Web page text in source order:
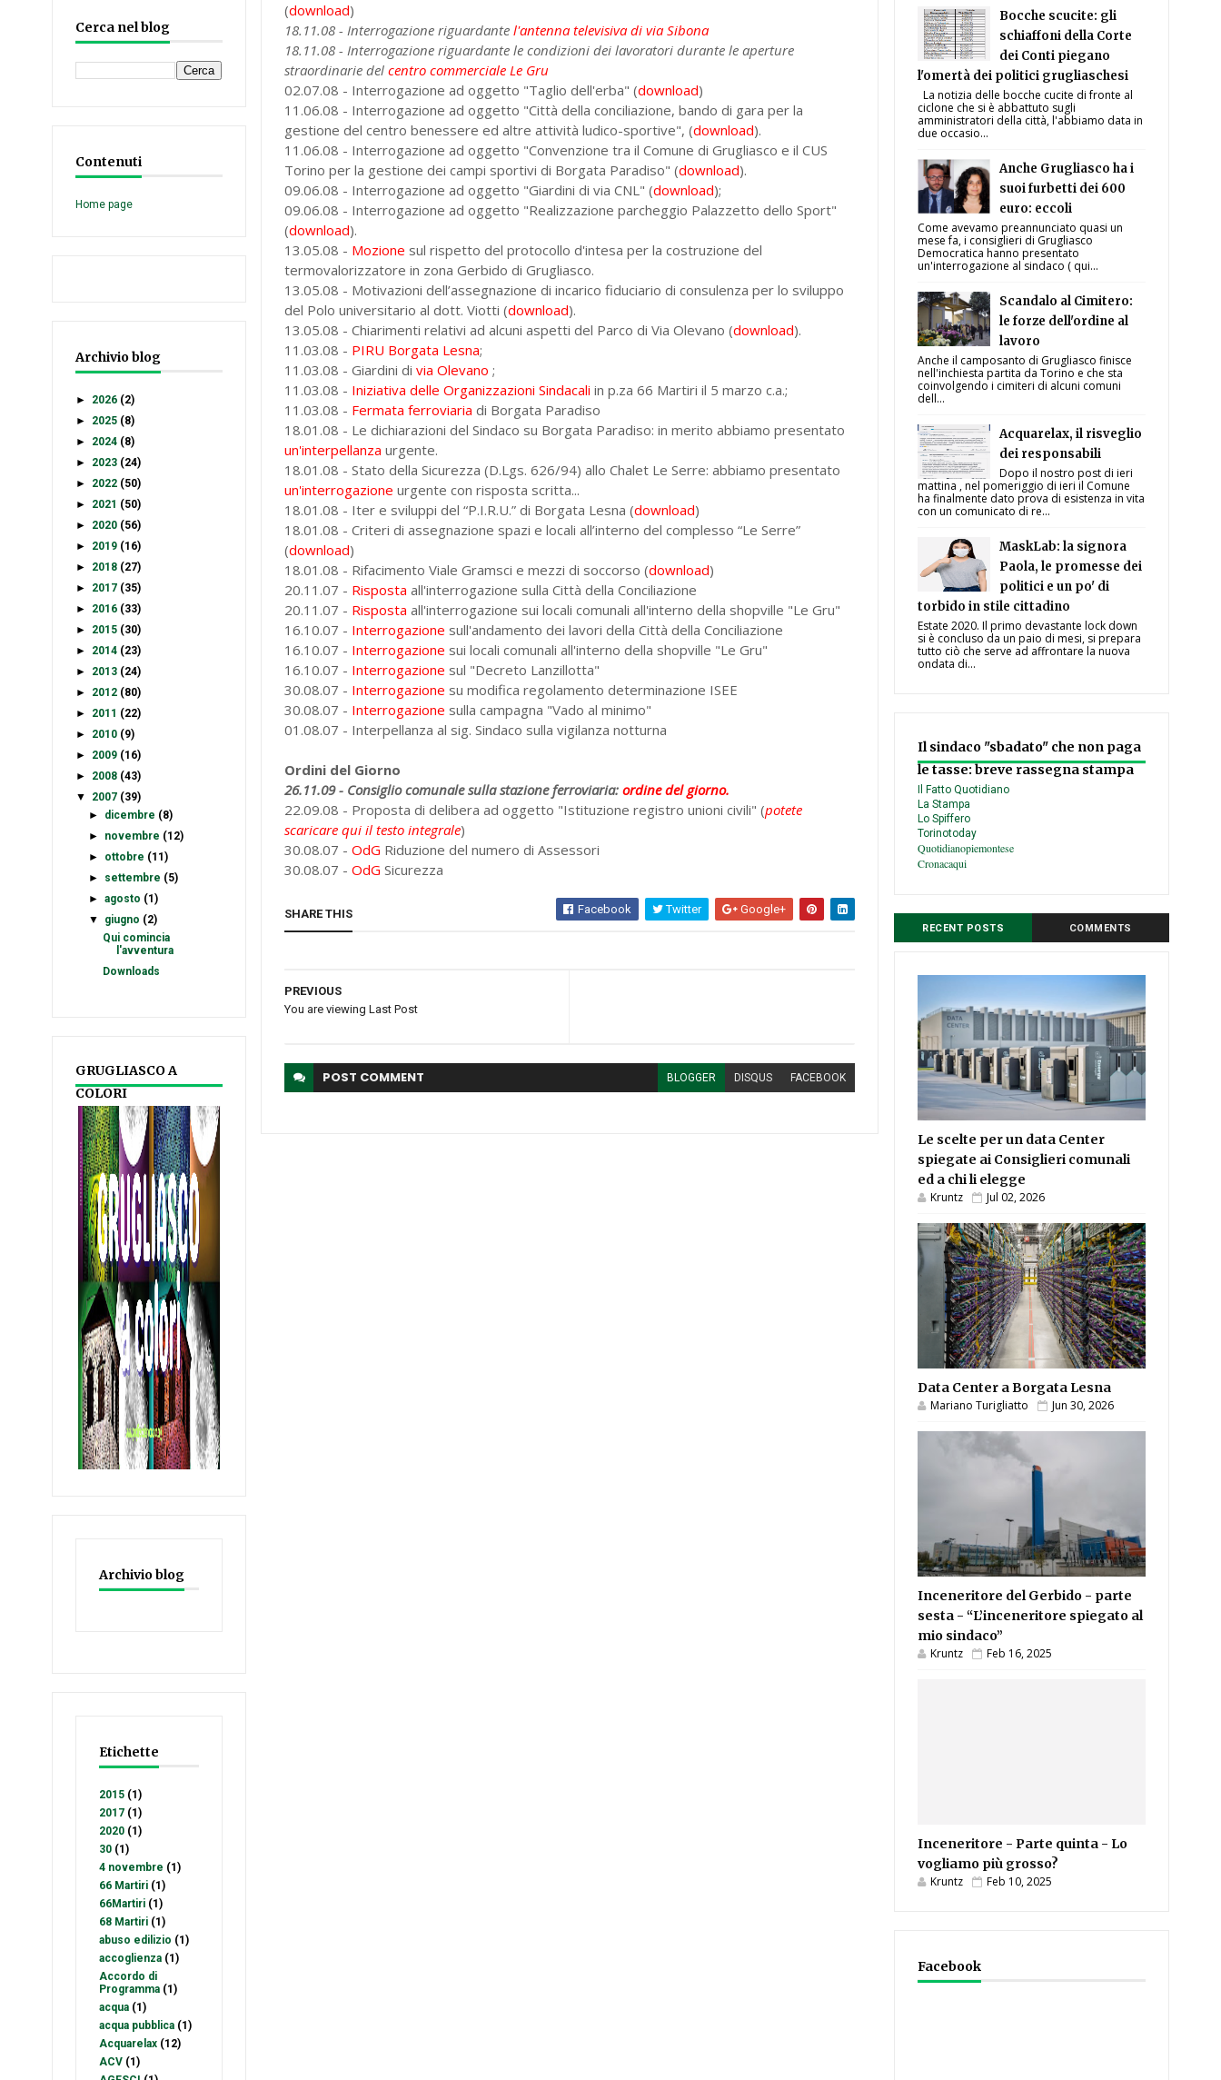
Cerca nel blog
Contenuti
Home page
Archivio blog
► 2026 (2)
► 2025 (8)
► 2024 (8)
► 2023 (24)
► 2022 (50)
► 2021 (50)
► 2020 (56)
► 2019 (16)
► 2018 (27)
► 2017 (35)
► 2016 (33)
► 2015 (30)
► 2014 (23)
► 2013 (24)
► 2012 (80)
► 2011 (22)
► 2010 (9)
► 2009 (16)
► 2008 (43)
▼
2007 (39)
► dicembre (8)
► novembre (12)
► ottobre (11)
► settembre (5)
►agosto (1)
▼
giugno (2)
Qui comincia
l'avventura
Downloads
GRUGLIASCO A
COLORI
Archivio blog
Etichette
2015 (1)
2017 (1)
2020 (1)
30 (1)
4 novembre (1)
66 Martiri (1)
66Martiri (1)
68 Martiri (1)
abuso edilizio (1)
accoglienza (1)
Accordo di
Programma (1)
acqua (1)
acqua pubblica (1)
Acquarelax (12)
ACV (1)
(download)
18.11.08 - Interrogazione riguardantel'antenna televisiva di via Sibona
18.11.08 - Interrogazione riguardante le condizioni dei lavoratori durante le aperture
straordinarie delcentro commerciale Le Gru
02.07.08 - Interrogazione ad oggetto "Taglio dell'erba" (download)
11.06.08 - Interrogazione ad oggetto "Città della conciliazione, bando di gara per la
gestione del centro benessere ed altre attività ludico-sportive", (download).
11.06.08 - Interrogazione ad oggetto "Convenzione tra il Comune di Grugliasco e il CUS
Torino per la gestione dei campi sportivi di Borgata Paradiso" (download).
09.06.08 - Interrogazione ad oggetto "Giardini di via CNL" (download);
09.06.08 - Interrogazione ad oggetto "Realizzazione parcheggio Palazzetto dello Sport"
(download).
13.05.08 - Mozione sul rispetto del protocollo d'intesa per la costruzione del
termovalorizzatore in zona Gerbido di Grugliasco.
13.05.08 - Motivazioni dell’assegnazione di incarico fiduciario di consulenza per lo sviluppo
del Polo universitario al dott. Viotti (download).
13.05.08 - Chiarimenti relativi ad alcuni aspetti del Parco di Via Olevano (download).
11.03.08 - PIRU Borgata Lesna;
11.03.08 - Giardini divia Olevano ;
11.03.08 - Iniziativa delle Organizzazioni Sindacali in p.za 66 Martiri il 5 marzo c.a.;
11.03.08 - Fermata ferroviaria di Borgata Paradiso
18.01.08 - Le dichiarazioni del Sindaco su Borgata Paradiso: in merito abbiamo presentato
un'interpellanza urgente.
18.01.08 - Stato della Sicurezza (D.Lgs. 626/94) allo Chalet Le Serre: abbiamo presentato
un'interrogazioneurgente con risposta scritta...
18.01.08 - Iter e sviluppi del “P.I.R.U.” di Borgata Lesna (download)
18.01.08 - Criteri di assegnazione spazi e locali all’interno del complesso “Le Serre”
(download)
18.01.08 - Rifacimento Viale Gramsci e mezzi di soccorso (download)
20.11.07 - Risposta all'interrogazione sulla Città della Conciliazione
20.11.07 - Risposta all'interrogazione sui locali comunali all'interno della shopville "Le Gru"
16.10.07 - Interrogazione sull'andamento dei lavori della Città della Conciliazione
16.10.07 - Interrogazione sui locali comunali all'interno della shopville "Le Gru"
16.10.07 - Interrogazione sul "Decreto Lanzillotta"
30.08.07 - Interrogazione su modifica regolamento determinazione ISEE
30.08.07 - Interrogazione sulla campagna "Vado al minimo"
01.08.07 - Interpellanza al sig. Sindaco sulla vigilanza notturna
Ordini del Giorno
26.11.09 - Consiglio comunale sulla stazione ferroviaria:ordine del giorno.
22.09.08 - Proposta di delibera ad oggetto "Istituzione registro unioni civili" (potete
scaricare qui il testo integrale)
30.08.07 -OdG Riduzione del numero di Assessori
30.08.07 -OdG Sicurezza
SHARE THIS Facebook Twitter Google+
PREVIOUS
You are viewing Last Post
POST COMMENT BLOGGER DISQUS FACEBOOK
Bocche scucite: gli
schiaffoni della Corte
dei Conti piegano
l'omertà dei politici grugliaschesi
La notizia delle bocche cucite di fronte al
ciclone che si è abbattuto sugli
amministratori della città, l'abbiamo data in
due occasio...
Anche Grugliasco ha i
suoi furbetti dei 600
euro: eccoli
Come avevamo preannunciato quasi un
mese fa, i consiglieri di Grugliasco
Democratica hanno presentato
un'interrogazione al sindaco ( qui...
Scandalo al Cimitero:
le forze dell'ordine al
lavoro
Anche il camposanto di Grugliasco finisce
nell'inchiesta partita da Torino e che sta
coinvolgendo i cimiteri di alcuni comuni
dell...
Acquarelax, il risveglio
dei responsabili
Dopo il nostro post di ieri
mattina , nel pomeriggio di ieri il Comune
ha finalmente dato prova di esistenza in vita
con un comunicato di re...
MaskLab: la signora
Paola, le promesse dei
politici e un po' di
torbido in stile cittadino
Estate 2020. Il primo devastante lock down
si è concluso da un paio di mesi, si prepara
tutto ciò che serve ad affrontare la nuova
ondata di...
Il sindaco "sbadato" che non paga
le tasse: breve rassegna stampa
Il Fatto Quotidiano
La Stampa
Lo Spiffero
Torinotoday
Quotidianopiemontese
Cronacaqui
RECENT POSTS COMMENTS
Le scelte per un data Center
spiegate ai Consiglieri comunali
ed a chi li elegge
Kruntz Jul 02, 2026
Data Center a Borgata Lesna
Mariano Turigliatto Jun 30, 2026
Inceneritore del Gerbido - parte
sesta - “L’inceneritore spiegato al
mio sindaco”
Kruntz Feb 16, 2025
Inceneritore - Parte quinta - Lo
vogliamo più grosso?
Kruntz Feb 10, 2025
Facebook